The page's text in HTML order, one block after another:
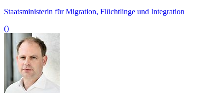
Staatsministerin für Migration, Flüchtlinge und Integration
()